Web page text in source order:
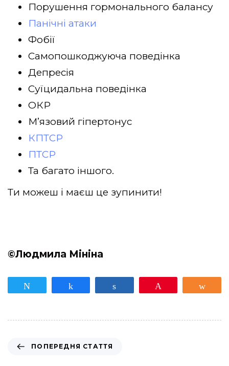
Порушення гормонального балансу
Панічні атаки
Фобії
Самопошкоджуюча поведінка
Депресія
Суїцидальна поведінка
ОКР
Мʼязовий гіпертонус
КПТСР
ПТСР
Та багато іншого.
Ти можеш і маєш це зупинити!
©️Людмила Мініна
Поділитися Поділитися
ПОПЕРЕДНЯ СТАТТЯ